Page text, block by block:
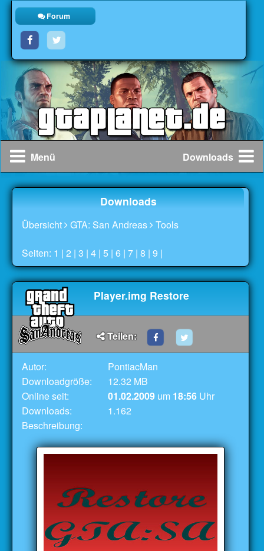
Forum
Menü Downloads
Downloads
Übersicht GTA: San Andreas Tools
Seiten: 1 |2 |3 |4 |5 |6 |7 |8 |9 |
Player.img Restore
Teilen:
Autor:
PontiacMan
Downloadgröße:
12.32 MB
Online seit:
01.02.2009 um 18:56 Uhr
Downloads:
1.162
Beschreibung: